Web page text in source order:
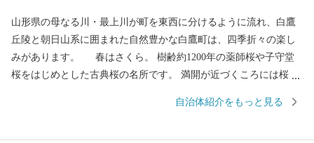
山形県の母なる川・最上川が町を東西に分けるように流れ、白鷹
丘陵と朝日山系に囲まれた自然豊かな白鷹町は、四季折々の楽し
みがあります。 春はさくら。 樹齢約1200年の薬師桜や子守堂
桜をはじめとした古典桜の名所です。 満開が近づくころには桜ま
町は日本一の紅花の生産量を誇ります。 「日本の紅(あか)をつく
自治体紹介をもっと見る